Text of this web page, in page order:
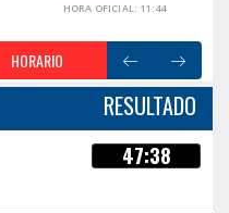
HORA OFICIAL: 11:44
HORARIO
RESULTADO
47:38